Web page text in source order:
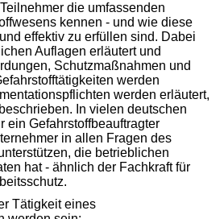
die umfassenden
kennen - und wie diese
effektiv zu erfüllen sind. Dabei
Auflagen erläutert und
Schutzmaßnahmen und
werden
werden erläutert,
In vielen deutschen
ein Gefahrstoffbeauftragter
in allen Fragen des
die betrieblichen
hat - ähnlich der Fachkraft für
Tätigkeit eines